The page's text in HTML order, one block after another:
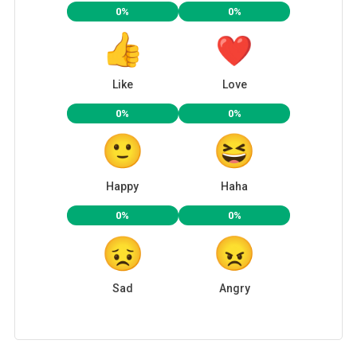
0%
Like
0%
Love
0%
Happy
0%
Haha
0%
Sad
0%
Angry